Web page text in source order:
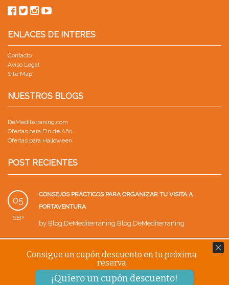
ENLACES DE INTERES
Contacto
Aviso Legal
Site Map
NUESTROS BLOGS
DeMediterraning.com
Ofertas para Fin de Año
Ofertas para Halloween
POST RECIENTES
05
SEP
CONSEJOS PRÁCTICOS PARA ORGANIZAR TU VISITA A
PORTAVENTURA
by Blog.DeMediterraning Blog.DeMediterraning
FAMILIA
Blog.DeMediterraning Blog.DeMediterraning
Consigue un cupón descuento en tu próxima
reserva
¡Quiero un cupón descuento!